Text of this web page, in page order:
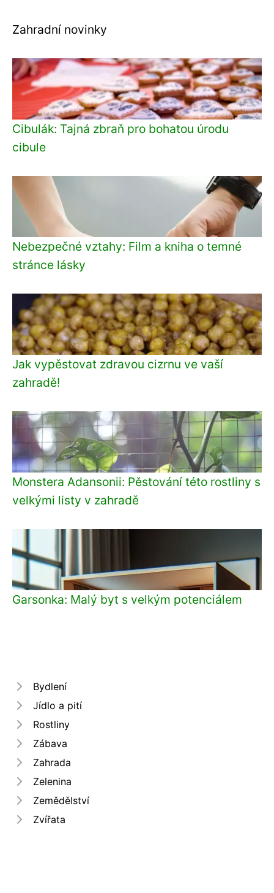
Zahradní novinky
Cibulák: Tajná zbraň pro bohatou úrodu
cibule
Nebezpečné vztahy: Film a kniha o temné
stránce lásky
Jak vypěstovat zdravou cizrnu ve vaší
zahradě!
Monstera Adansonii: Pěstování této rostliny s
velkými listy v zahradě
Garsonka: Malý byt s velkým potenciálem
Bydlení
Jídlo a pití
Rostliny
Zábava
Zahrada
Zelenina
Zemědělství
Zvířata